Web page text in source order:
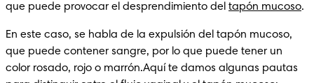
que puede provocar el desprendimiento del tapón mucoso.
En este caso, se habla de la expulsión del tapón mucoso,
que puede contener sangre, por lo que puede tener un
color rosado, rojo o marrón.Aquí te damos algunas pautas